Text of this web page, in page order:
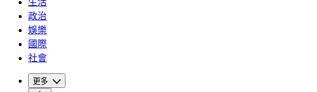
生活
政治
娛樂
國際
社會
更多